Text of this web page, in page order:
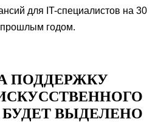
для IT-специалистов на 30
годом.
ПОДДЕРЖКУ
ВЫДЕЛЕНО